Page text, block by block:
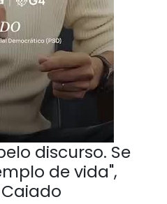
discurso. Se
de vida",